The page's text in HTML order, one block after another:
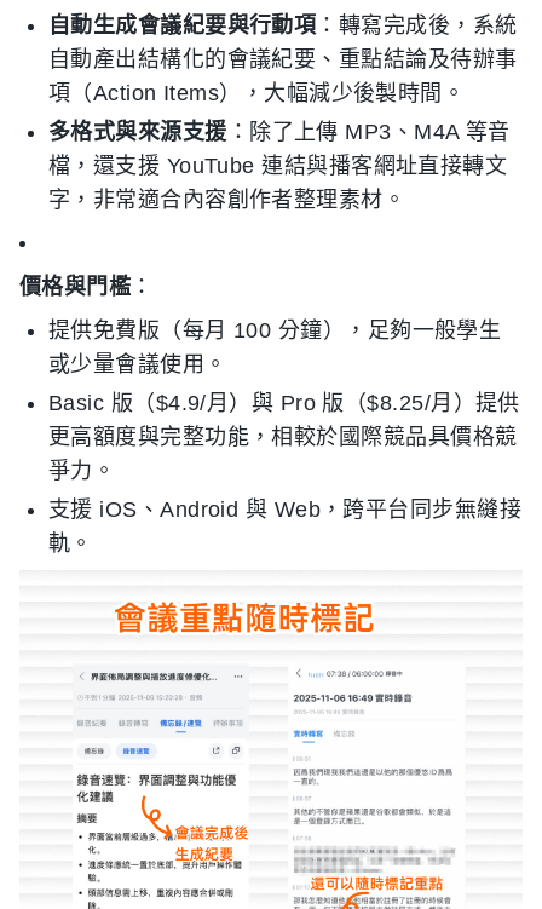
自動生成會議紀要與行動項 ：轉寫完成後，系統
自動產出結構化的會議紀要、重點結論及待辦事
項（Action Items），大幅減少後製時間。
多格式與來源支援 ：除了上傳 MP3、M4A 等音
檔，還支援 YouTube 連結與播客網址直接轉文
字，非常適合內容創作者整理素材。
價格與門檻 ：
提供免費版（每月 100 分鐘），足夠一般學生
或少量會議使用。
Basic 版（$4.9/月）與 Pro 版（$8.25/月）提供
更高額度與完整功能，相較於國際競品具價格競
爭力。
支援 iOS、Android 與 Web，跨平台同步無縫接
軌。